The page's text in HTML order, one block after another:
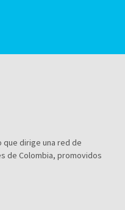
que dirige una red de
de Colombia, promovidos